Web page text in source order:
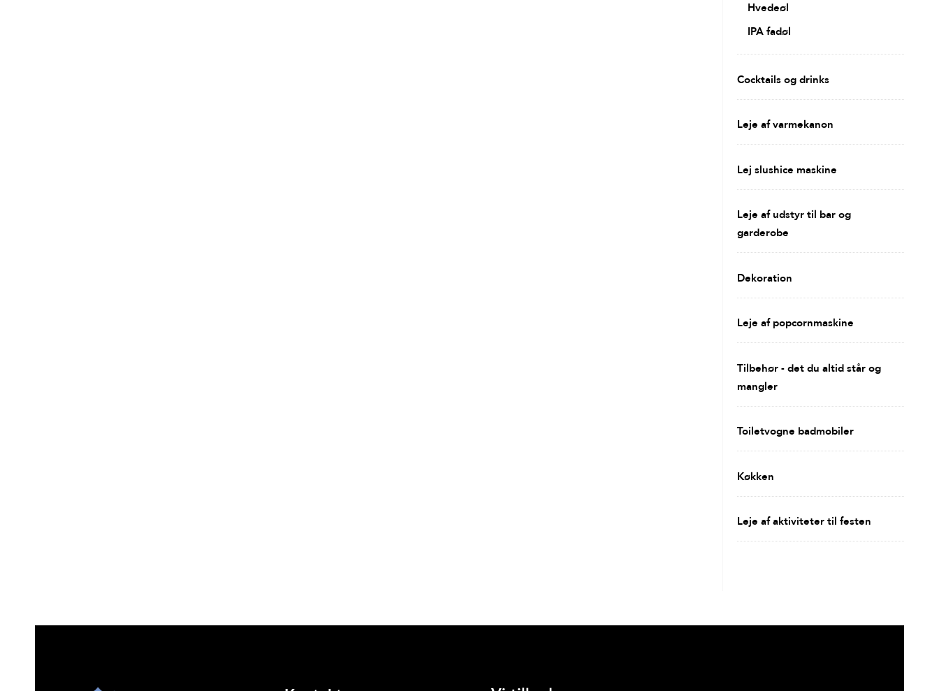
Hvedeøl
IPA fadøl
Cocktails og drinks
Leje af varmekanon
Lej slushice maskine
Leje af udstyr til bar og
garderobe
Dekoration
Leje af popcornmaskine
Tilbehør - det du altid står og
mangler
Toiletvogne badmobiler
Køkken
Leje af aktiviteter til festen